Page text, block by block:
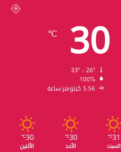
30
℃
100%
5.56 كيلومتر/ساعة
31
℃
السبت
30
℃
الأحد
30
℃
الأثنين